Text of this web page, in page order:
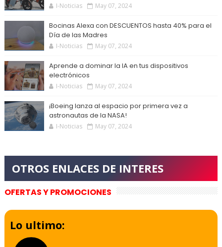
I-Noticias May 07, 2024
Bocinas Alexa con DESCUENTOS hasta 40% para el
Día de las Madres
I-Noticias May 07, 2024
Aprende a dominar la IA en tus dispositivos
electrónicos
I-Noticias May 07, 2024
¡Boeing lanza al espacio por primera vez a
astronautas de la NASA!
I-Noticias May 07, 2024
OFERTAS Y PROMOCIONES
Lo ultimo: